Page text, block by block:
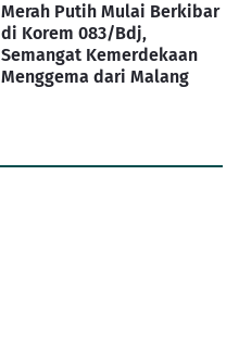
Merah Putih Mulai Berkibar
di Korem 083/Bdj,
Semangat Kemerdekaan
Menggema dari Malang